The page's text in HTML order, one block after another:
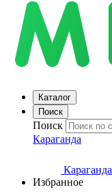
Каталог
Поиск
Поиск
Караганда
Караганда
Избранное